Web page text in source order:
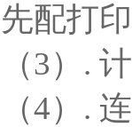
先配打
（3）.
（4）.